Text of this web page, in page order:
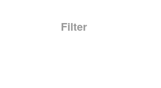
Filter